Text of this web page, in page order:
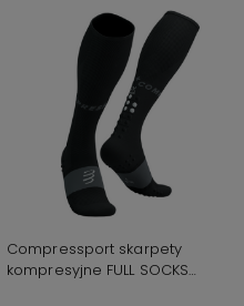
Compressport skarpety
kompresyjne FULL SOCKS